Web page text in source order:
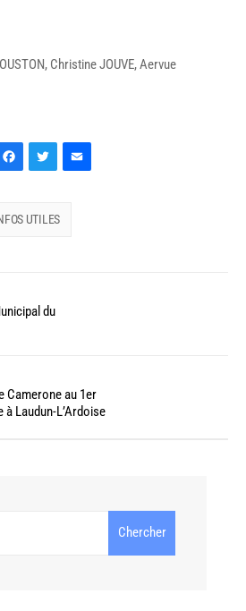
Christine JOUVE, Aervue
Facebook
Twitter
UTILES
du
Camerone au 1er
à Laudun-L’Ardoise
Chercher